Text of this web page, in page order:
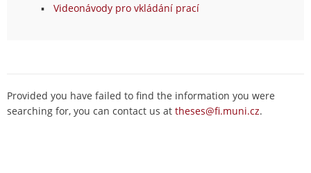
Videonávody pro vkládání prací
Provided you have failed to find the information you were
searching for, you can contact us at theses@fi.muni.cz.